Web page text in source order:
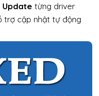
Update từng driver
trợ cập nhật tự động